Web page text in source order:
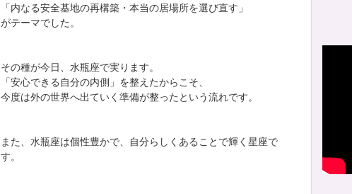
「内なる安全基地の再構築・本当の居場所を選び直す」
がテーマでした。
その種が今日、水瓶座で実ります。
「安心できる自分の内側」を整えたからこそ、
今度は外の世界へ出ていく準備が整ったという流れです。
また、水瓶座は個性豊かで、自分らしくあることで輝く星座で
す。